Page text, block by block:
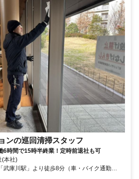
ンの巡回清掃スタッフ
6時間で15時半終業！定時前退社も可
(本社)
武庫川駅」より徒歩8分（車・バイク通勤